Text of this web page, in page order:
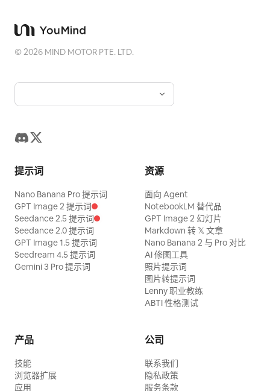
©2026 MIND MOTOR PTE. LTD.
提示词
Nano Banana Pro 提示词
GPT Image 2 提示词
Seedance 2.5 提示词
Seedance 2.0 提示词
GPT Image 1.5 提示词
Seedream 4.5 提示词
Gemini 3 Pro 提示词
资源
面向 Agent
NotebookLM 替代品
GPT Image 2 幻灯片
Markdown 转 𝕏 文章
Nano Banana 2 与 Pro 对比
AI 修图工具
照片提示词
图片转提示词
Lenny 职业教练
ABTI 性格测试
产品
技能
浏览器扩展
应用
公司
联系我们
隐私政策
服务条款